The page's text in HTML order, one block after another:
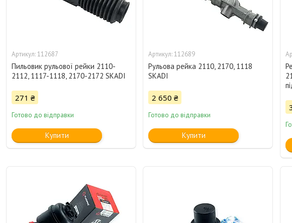
112687
Пильовик рульової рейки 2110-
2112, 1117-1118, 2170-2172 SKADI
271 ₴
Готово до відправки
Купити
112689
Рульова рейка 2110, 2170, 1118
SKADI
2 650 ₴
Готово до відправки
Купити